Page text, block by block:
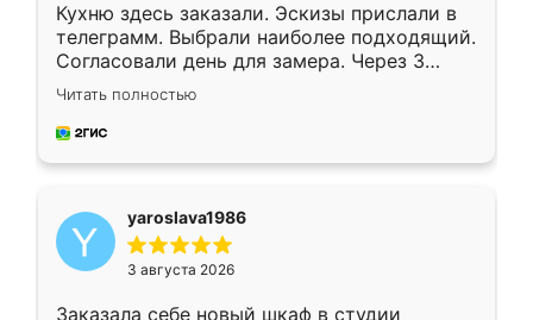
Кухню здесь заказали. Эскизы прислали в
телеграмм. Выбрали наиболее подходящий.
Согласовали день для замера. Через 3
недели кухня была уже готова. Остались
довольны работой. Спасибо Ренессанс
мебель за качественную работу!
Читать полностью
yaroslava1986
3 августа 2026
Заказала себе новый шкаф в студии